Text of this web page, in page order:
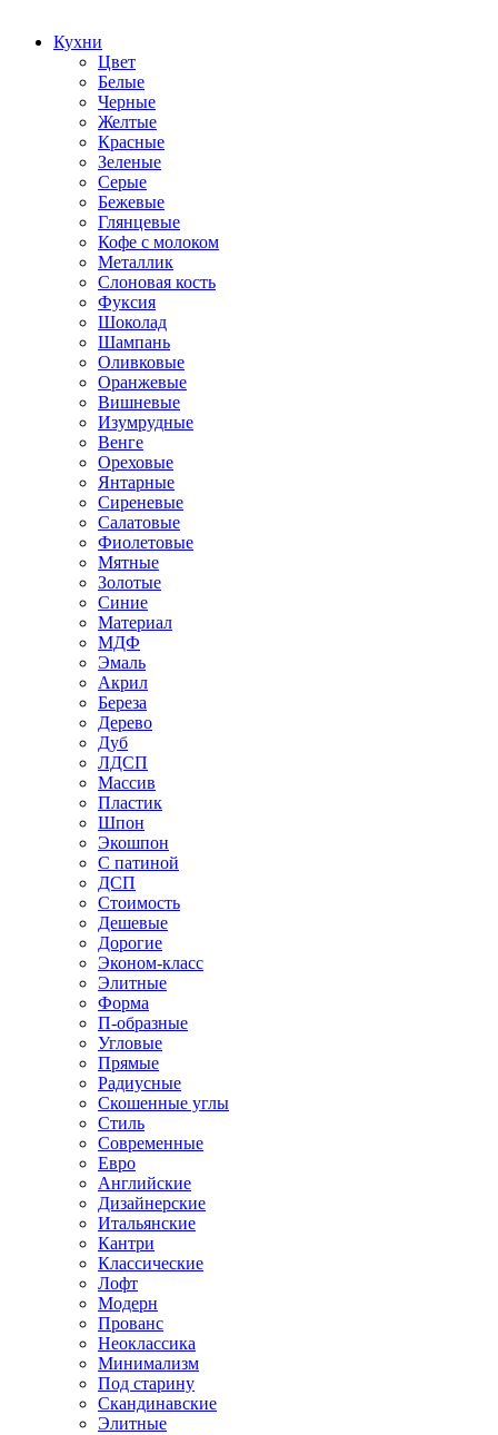
Кухни
Цвет
Белые
Черные
Желтые
Красные
Зеленые
Серые
Бежевые
Глянцевые
Кофе с молоком
Металлик
Слоновая кость
Фуксия
Шоколад
Шампань
Оливковые
Оранжевые
Вишневые
Изумрудные
Венге
Ореховые
Янтарные
Сиреневые
Салатовые
Фиолетовые
Мятные
Золотые
Синие
Материал
МДФ
Эмаль
Акрил
Береза
Дерево
Дуб
ЛДСП
Массив
Пластик
Шпон
Экошпон
С патиной
ДСП
Стоимость
Дешевые
Дорогие
Эконом-класс
Элитные
Форма
П-образные
Угловые
Прямые
Радиусные
Скошенные углы
Стиль
Современные
Евро
Английские
Дизайнерские
Итальянские
Кантри
Классические
Лофт
Модерн
Прованс
Неоклассика
Минимализм
Под старину
Скандинавские
Элитные